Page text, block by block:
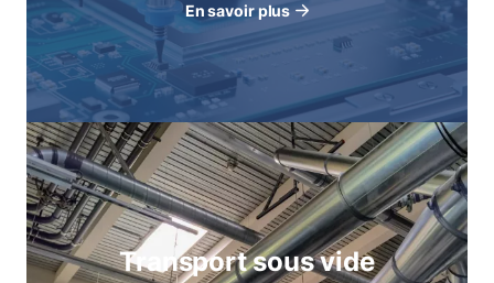
En savoir plus
Transport sous vide